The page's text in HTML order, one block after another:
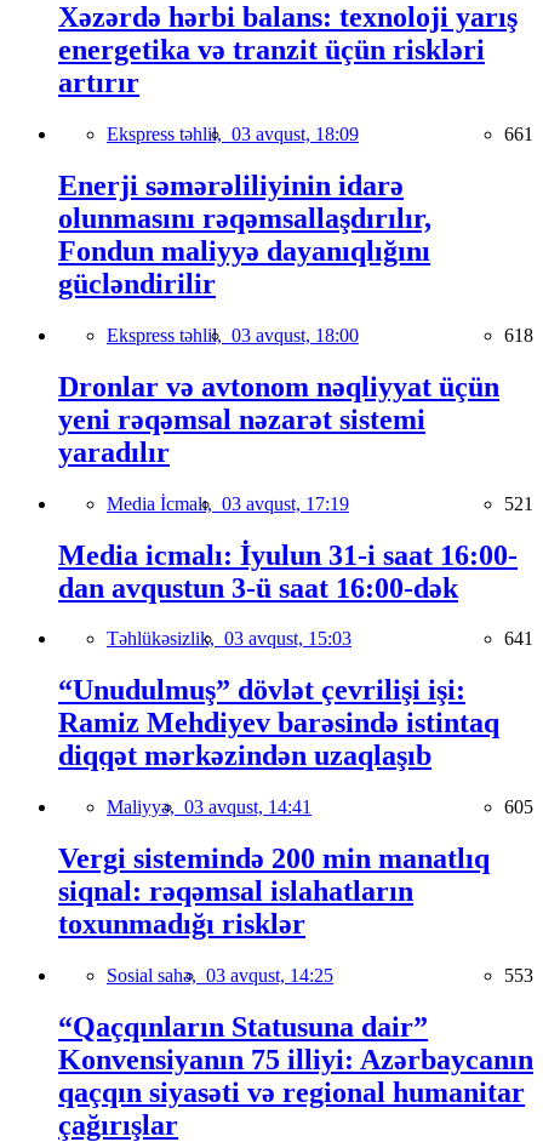
Xəzərdə hərbi balans: texnoloji yarış
energetika və tranzit üçün riskləri
artırır
Ekspress təhlil, 03 avqust, 18:09 661
Enerji səmərəliliyinin idarə
olunmasını rəqəmsallaşdırılır,
Fondun maliyyə dayanıqlığını
gücləndirilir
Ekspress təhlil, 03 avqust, 18:00 618
Dronlar və avtonom nəqliyyat üçün
yeni rəqəmsal nəzarət sistemi
yaradılır
Media İcmalı, 03 avqust, 17:19 521
Media icmalı: İyulun 31-i saat 16:00-
dan avqustun 3-ü saat 16:00-dək
Təhlükəsizlik, 03 avqust, 15:03 641
“Unudulmuş” dövlət çevrilişi işi:
Ramiz Mehdiyev barəsində istintaq
diqqət mərkəzindən uzaqlaşıb
Maliyyə, 03 avqust, 14:41 605
Vergi sistemində 200 min manatlıq
siqnal: rəqəmsal islahatların
toxunmadığı risklər
Sosial sahə, 03 avqust, 14:25 553
“Qaçqınların Statusuna dair”
Konvensiyanın 75 illiyi: Azərbaycanın
qaçqın siyasəti və regional humanitar
çağırışlar